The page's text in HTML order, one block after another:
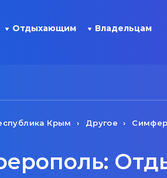
Отдыхающим Владельцам
Крым Другое